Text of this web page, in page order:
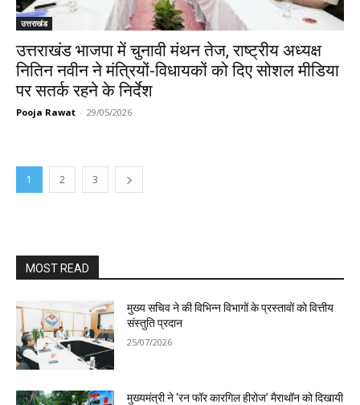
उत्तराखंड
उत्तराखंड भाजपा में चुनावी मंथन तेज, राष्ट्रीय अध्यक्ष
नितिन नवीन ने मंत्रियों-विधायकों को दिए सोशल मीडिया
पर सतर्क रहने के निर्देश
Pooja Rawat - 29/05/2026
1 2 3
MOST READ
मुख्य सचिव ने की विभिन्न विभागों के प्रस्तावों को वित्तीय
संस्तुति प्रदान
25/07/2026
मुख्यमंत्री ने ‘रन फॉर कारगिल हीरोज’ मैराथॉन को दिखायी